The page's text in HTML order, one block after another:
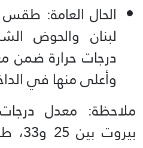
الحال العامة:
لبنان والحوض
درجات حرارة ضمن
وأعلى منها في
ملاحظة: معدل